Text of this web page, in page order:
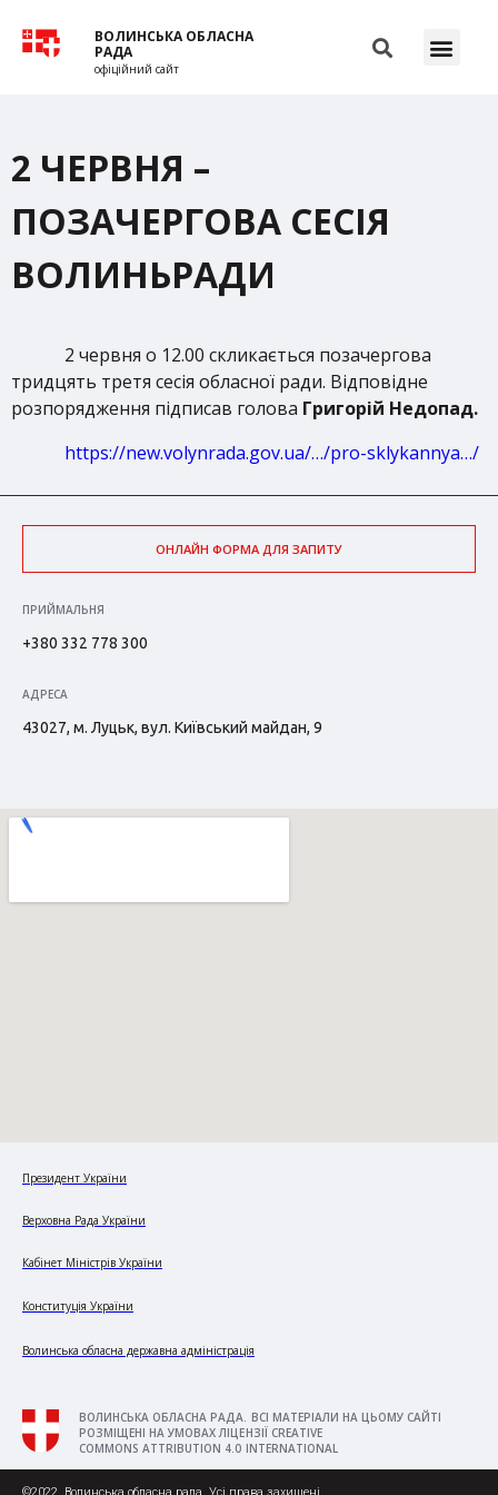
ВОЛИНСЬКА ОБЛАСНА
РАДА
офіційний сайт
2 ЧЕРВНЯ –
ПОЗАЧЕРГОВА СЕСІЯ
ВОЛИНЬРАДИ
2 червня о 12.00 скликається позачергова
тридцять третя сесія обласної ради. Відповідне
розпорядження підписав голова Григорій Недопад.
https://new.volynrada.gov.ua/…/pro-sklykannya…/
ОНЛАЙН ФОРМА ДЛЯ ЗАПИТУ
ПРИЙМАЛЬНЯ
+380 332 778 300
АДРЕСА
43027, м. Луцьк, вул. Київський майдан, 9
Президент України
Верховна Рада України
Кабінет Міністрів України
Конституція України
Волинська обласна державна адміністрація
ВОЛИНСЬКА ОБЛАСНА РАДА. ВСІ МАТЕРІАЛИ НА ЦЬОМУ САЙТІ
РОЗМІЩЕНІ НА УМОВАХ ЛІЦЕНЗІЇ CREATIVE
COMMONS ATTRIBUTION 4.0 INTERNATIONAL